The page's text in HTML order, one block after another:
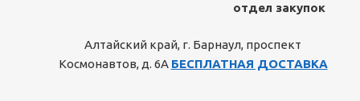
отдел закупок
Алтайский край, г. Барнаул, проспект
Космонавтов, д. 6А БЕСПЛАТНАЯ ДОСТАВКА